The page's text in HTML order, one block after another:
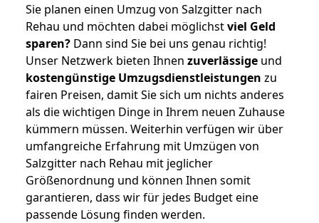
Sie planen einen Umzug von Salzgitter nach
Rehau und möchten dabei möglichstviel Geld
sparen? Dann sind Sie bei uns genau richtig!
Unser Netzwerk bieten Ihnen zuverlässige und
kostengünstige Umzugsdienstleistungen zu
fairen Preisen, damit Sie sich um nichts anderes
als die wichtigen Dinge in Ihrem neuen Zuhause
kümmern müssen. Weiterhin verfügen wir über
umfangreiche Erfahrung mit Umzügen von
Salzgitter nach Rehau mit jeglicher
Größenordnung und können Ihnen somit
garantieren, dass wir für jedes Budget eine
passende Lösung finden werden.